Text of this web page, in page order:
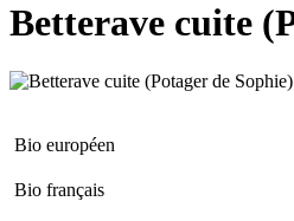
Betterave cuite
Bio européen
Bio français